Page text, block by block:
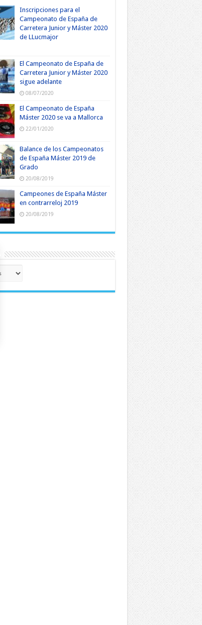
Inscripciones para el
Campeonato de España de
Carretera Junior y Máster 2020
de LLucmajor
El Campeonato de España de
Carretera Junior y Máster 2020
sigue adelante
08/07/2020
El Campeonato de España
Máster 2020 se va a Mallorca
22/01/2020
Balance de los Campeonatos
de España Máster 2019 de
Grado
20/08/2019
Campeones de España Máster
en contrarreloj 2019
20/08/2019